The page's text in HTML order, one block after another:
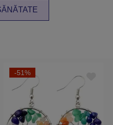
-51%